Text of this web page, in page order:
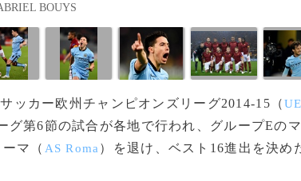
BOUYS
サッカー欧州チャンピオンズリーグ2014-15（
グ第6節の試合が各地で行われ、グループEの
マ（ AS Roma ）を退け、ベスト16進出を決め